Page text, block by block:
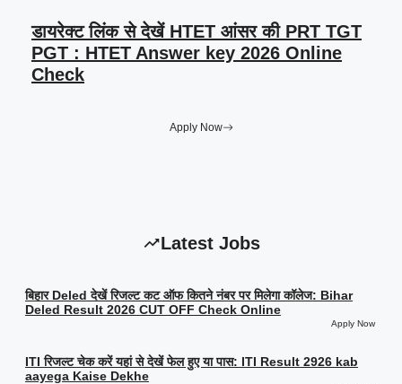
डायरेक्ट लिंक से देखें HTET आंसर की PRT TGT
PGT : HTET Answer key 2026 Online
Check
Apply Now
Latest Jobs
बिहार Deled देखें रिजल्ट कट ऑफ कितने नंबर पर मिलेगा कॉलेज: Bihar
Deled Result 2026 CUT OFF Check Online
Apply Now
ITI रिजल्ट चेक करें यहां से देखें फेल हुए या पास: ITI Result 2926 kab
aayega Kaise Dekhe